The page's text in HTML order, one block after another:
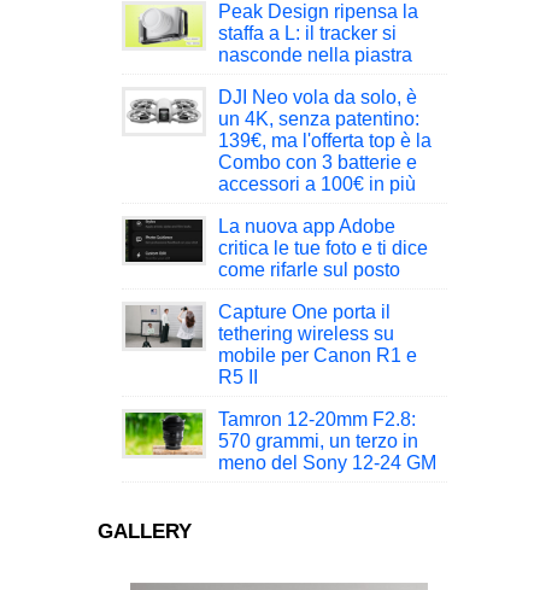
Peak Design ripensa la
staffa a L: il tracker si
nasconde nella piastra
DJI Neo vola da solo, è
un 4K, senza patentino:
139€, ma l'offerta top è la
Combo con 3 batterie e
accessori a 100€ in più
La nuova app Adobe
critica le tue foto e ti dice
come rifarle sul posto
Capture One porta il
tethering wireless su
mobile per Canon R1 e
R5 II
Tamron 12-20mm F2.8:
570 grammi, un terzo in
meno del Sony 12-24 GM
GALLERY